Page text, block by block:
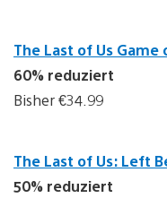
The Last of Us Game
60% reduziert
Bisher €34.99
The Last of Us: Left
50% reduziert